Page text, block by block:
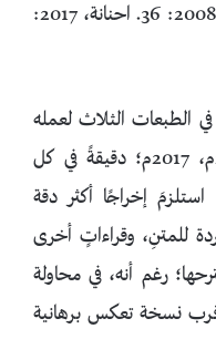
المخطوطات إلى أن تقاعد (العمراني، 2008: 36. احنانة، 2017:
الطبعات الثلاث لعمله
المذكور في سنوات: 2003م، 2007م، 2017م؛ دقيقةً في كل
استلزمَ إخراجًا أكثر دقة
للمتنِ، وقراءاتٍ أخرى
رغم أنه، في محاولة
نسخة تعكس برهانية